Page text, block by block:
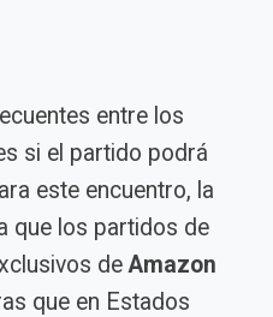
entre los
si el partido podrá
este encuentro, la
que los partidos de
de Amazon
que en Estados